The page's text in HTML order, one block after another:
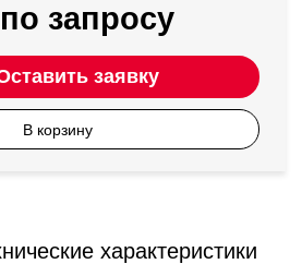
по запросу
заявку
В корзину
характеристики